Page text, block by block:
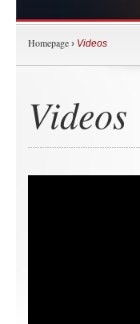
Homepage › Videos
Videos